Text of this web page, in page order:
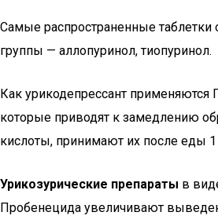
Самые распространенные таблетки
группы — аллопуринол, тиопуринол.
Как урикодепрессант применяются
которые приводят к замедлению
кислоты, принимают их после еды 1
Урикозурические препараты в
Пробенецида увеличивают